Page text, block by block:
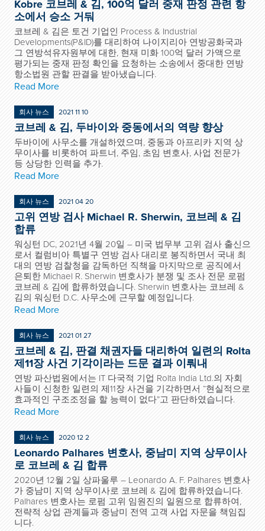
Kobre 코브레 & 김, 100억 달러 중재 판정 관련 항
소에서 승소 거둬
코브레 & 김은 토건 기업인 Process & Industrial
Developments(P&ID)를 대리하여 나이지리아 연방공화국과
그 연방석유자원부에 대한, 현재 미화 100억 달러 가액으로
평가되는 중재 판정 확인을 요청하는 소송에서 중대한 연방
항소법원 관할 판결을 받아냈습니다.
Read More
회사 뉴스 2021 11 10
코브레 & 김, 두바이와 중동에서의 역량 향상
두바이에 사무소를 개설하였으며, 중동과 아프리카 지역 상
무이사를 비롯하여 파트너, 주임, 초임 변호사, 사업 전문가
등 상당한 인력을 추가.
Read More
회사 뉴스 2021 04 20
고위 연방 검사 Michael R. Sherwin, 코브레 & 김
합류
워싱턴 DC, 2021년 4월 20일 – 미국 법무부 고위 검사 출신으
로서 컬럼비아 특별구 연방 검사 대리로 봉직하면서 국내 최
대의 연방 검찰청을 감독하던 직책을 마지막으로 공직에서
은퇴한 Michael R. Sherwin 변호사가 분쟁 및 조사 전문 로펌
코브레 & 김에 합류하였습니다. Sherwin 변호사는 코브레 &
김의 워싱턴 D.C. 사무소에 근무할 예정입니다.
Read More
회사 뉴스 2021 01 27
코브레 & 김, 판결 채권자들 대리하여 일련의 Rolta
제11장 사건 기각이라는 드문 결과 이뤄내
연방 파산법원에서는 IT 다국적 기업 Rolta India Ltd.의 자회
사들이 신청한 일련의 제11장 사건을 기각하면서 “현실적으로
효과적인 구조조정을 할 능력이 없다”고 판단하였습니다.
Read More
회사 뉴스 2020 12 2
Leonardo Palhares 변호사, 중남미 지역 상무이사
로 코브레 & 김 합류
2020년 12월 2일 상파울루 – Leonardo A. F. Palhares 변호사
가 중남미 지역 상무이사로 코브레 & 김에 합류하였습니다.
Palhares 변호사는 로펌 고위 임원진의 일원으로 합류하여,
전략적 상업 관계들과 중남미 전역 고객 사업 자문을 책임집
니다.